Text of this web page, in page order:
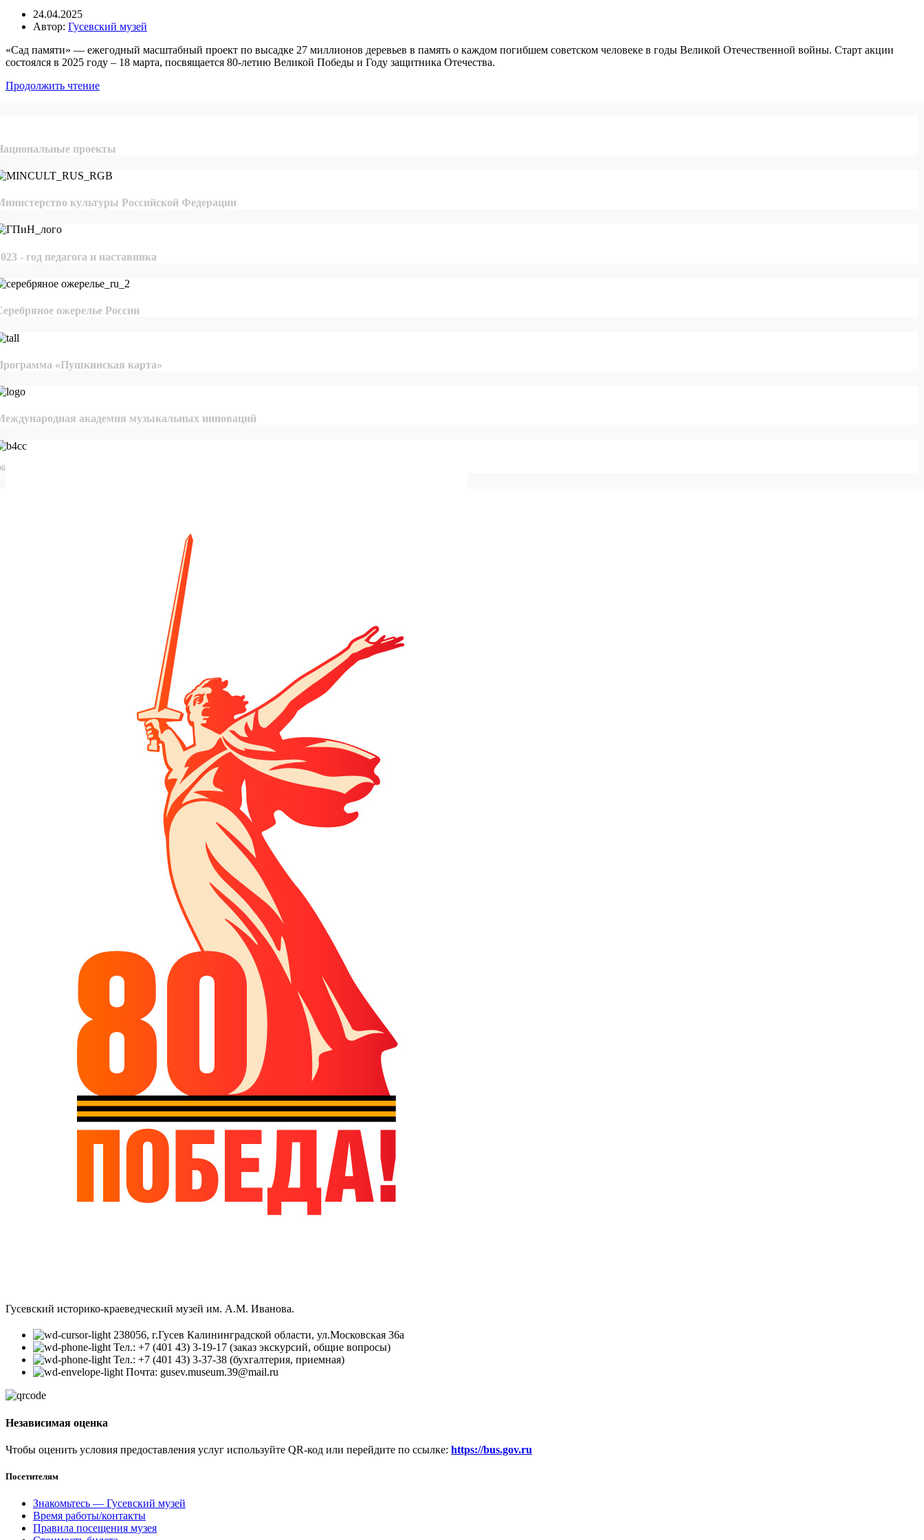
24.04.2025
Автор: Гусевский музей
«Сад памяти» — ежегодный масштабный проект по высадке 27 миллионов деревьев в память о каждом погибшем советском человеке в годы Великой Отечественной войны. Старт акции
состоялся в 2025 году – 18 марта, посвящается 80-летию Великой Победы и Году защитника Отечества.
Продолжить чтение
проекты
культуры Российской Федерации
- год педагога и наставника
ожерелье России
«Пушкинская карта»
академия музыкальных инноваций
база конкурсов и грантов в области культуры и искусства
Гусевский историко-краеведческий музей им. А.М. Иванова.
238056, г.Гусев Калининградской области, ул.Московская 36а
Тел.: +7 (401 43) 3-19-17 (заказ экскурсий, общие вопросы)
Тел.: +7 (401 43) 3-37-38 (бухгалтерия, приемная)
Почта: gusev.museum.39@mail.ru
Независимая оценка
Чтобы оценить условия предоставления услуг используйте QR-код или перейдите по ссылке: https://bus.gov.ru
Посетителям
Знакомьтесь — Гусевский музей
Время работы/контакты
Правила посещения музея